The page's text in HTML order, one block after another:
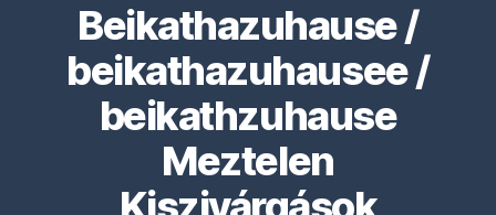
Beikathazuhause /
beikathazuhausee /
beikathzuhause
Meztelen